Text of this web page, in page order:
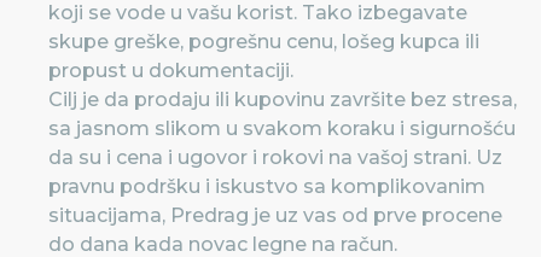
koji se vode u vašu korist. Tako izbegavate
skupe greške, pogrešnu cenu, lošeg kupca ili
propust u dokumentaciji.
Cilj je da prodaju ili kupovinu završite bez stresa,
sa jasnom slikom u svakom koraku i sigurnošću
da su i cena i ugovor i rokovi na vašoj strani. Uz
pravnu podršku i iskustvo sa komplikovanim
situacijama, Predrag je uz vas od prve procene
do dana kada novac legne na račun.